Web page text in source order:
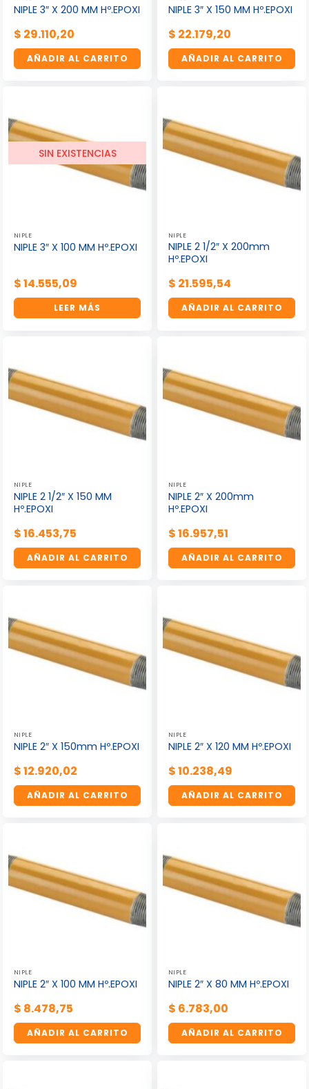
NIPLE 3″ X 200 MM Hº.EPOXI
$ 29.110,20
AÑADIR AL CARRITO
NIPLE 3″ X 150 MM Hº.EPOXI
$ 22.179,20
AÑADIR AL CARRITO
SIN EXISTENCIAS
NIPLE
NIPLE 3″ X 100 MM Hº.EPOXI
$14.555,09
LEER MÁS
NIPLE
NIPLE 2 1/2″ X 200mm
Hº.EPOXI
$ 21.595,54
AÑADIR AL CARRITO
NIPLE
NIPLE 2 1/2″ X 150 MM
Hº.EPOXI
$16.453,75
AÑADIR AL CARRITO
NIPLE
NIPLE 2″ X 200mm
Hº.EPOXI
$16.957,51
AÑADIR AL CARRITO
NIPLE
NIPLE 2″ X 150mm Hº.EPOXI
$12.920,02
AÑADIR AL CARRITO
NIPLE
NIPLE 2″ X 120 MM Hº.EPOXI
$10.238,49
AÑADIR AL CARRITO
NIPLE
NIPLE 2″ X 100 MM Hº.EPOXI
$ 8.478,75
AÑADIR AL CARRITO
NIPLE
NIPLE 2″ X 80 MM Hº.EPOXI
$ 6.783,00
AÑADIR AL CARRITO